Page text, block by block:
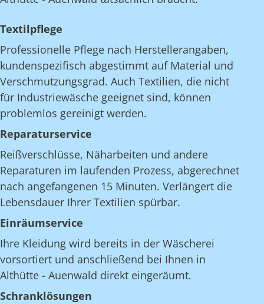
Textilpflege
Professionelle Pflege nach Herstellerangaben,
kundenspezifisch abgestimmt auf Material und
Verschmutzungsgrad. Auch Textilien, die nicht
für Industriewäsche geeignet sind, können
problemlos gereinigt werden.
Reparaturservice
Reißverschlüsse, Näharbeiten und andere
Reparaturen im laufenden Prozess, abgerechnet
nach angefangenen 15 Minuten. Verlängert die
Lebensdauer Ihrer Textilien spürbar.
Einräumservice
Ihre Kleidung wird bereits in der Wäscherei
vorsortiert und anschließend bei Ihnen in
Althütte - Auenwald direkt eingeräumt.
Schranklösungen